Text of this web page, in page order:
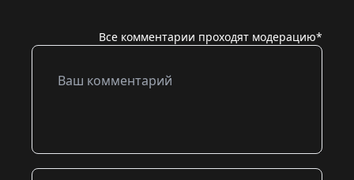
Все комментарии проходят модерацию*